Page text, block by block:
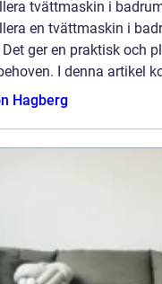
tvättmaskin i
en tvättmaskin i
ger en praktisk och
I denna artikel
Hagberg